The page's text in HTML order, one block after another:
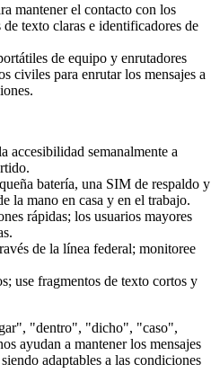
mantener el contacto con los
texto claras e identificadores de
de equipo y enrutadores
civiles para enrutar los mensajes a
accesibilidad semanalmente a
batería, una SIM de respaldo y
la mano en casa y en el trabajo.
rápidas; los usuarios mayores
de la línea federal; monitoree
use fragmentos de texto cortos y
"dentro", "dicho", "caso",
ayudan a mantener los mensajes
adaptables a las condiciones